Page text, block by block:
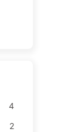
4
2